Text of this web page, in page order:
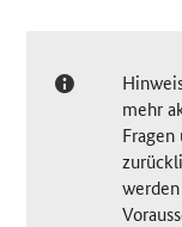
mehr